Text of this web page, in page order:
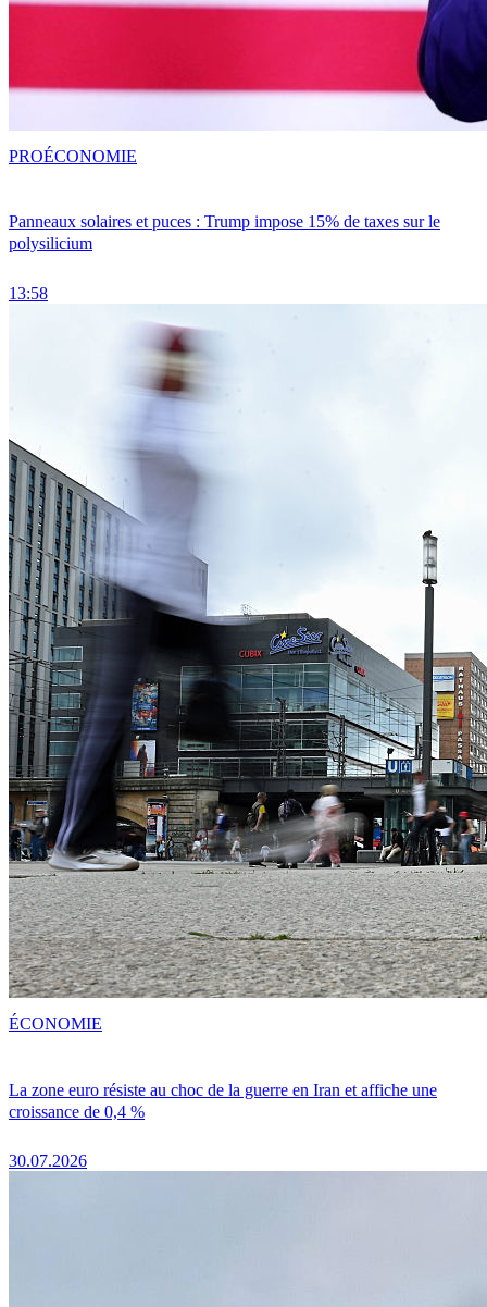
Panneaux solaires et puces : Trump impose 15% de taxes sur le
polysilicium
13:58
PROÉCONOMIE
La zone euro résiste au choc de la guerre en Iran et affiche une
croissance de 0,4 %
30.07.2026
ÉCONOMIE